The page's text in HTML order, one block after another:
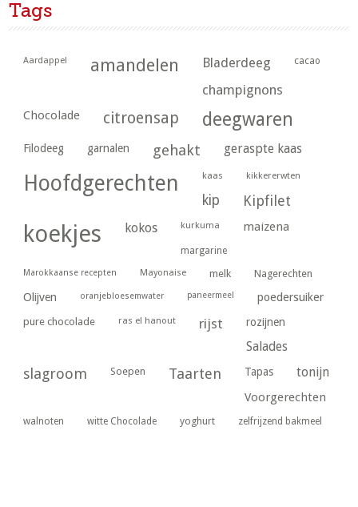
Tags
Aardappel amandelen Bladerdeeg cacao
champignons
Chocolade citroensap deegwaren
Filodeeg garnalen gehakt geraspte kaas
Hoofdgerechten kaas kikkererwten
kip Kipfilet
koekjes kokos kurkuma maizena
margarine
Marokkaanse recepten Mayonaise melk Nagerechten
Olijven oranjebloesemwater paneermeel poedersuiker
pure chocolade ras el hanout rijst rozijnen
Salades
slagroom Soepen Taarten Tapas tonijn
Voorgerechten
walnoten witte Chocolade yoghurt zelfrijzend bakmeel